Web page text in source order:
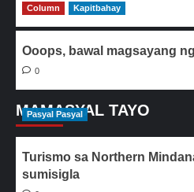
0
Column Kapitbahay
Ooops, bawal magsayang
0
MAMASYAL TAYO
Pasyal Pasyal
Turismo sa Northern
sumisigla